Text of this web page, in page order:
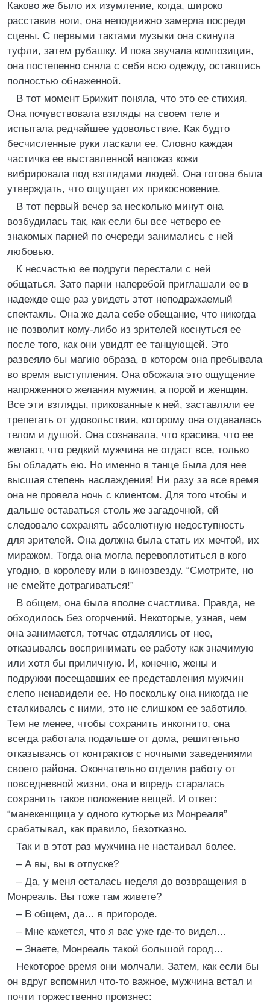
Каково же было их изумление, когда, широко
расставив ноги, она неподвижно замерла посреди
сцены. С первыми тактами музыки она скинула
туфли, затем рубашку. И пока звучала композиция,
она постепенно сняла с себя всю одежду, оставшись
полностью обнаженной.
В тот момент Брижит поняла, что это ее стихия.
Она почувствовала взгляды на своем теле и
испытала редчайшее удовольствие. Как будто
бесчисленные руки ласкали ее. Словно каждая
частичка ее выставленной напоказ кожи
вибрировала под взглядами людей. Она готова была
утверждать, что ощущает их прикосновение.
В тот первый вечер за несколько минут она
возбудилась так, как если бы все четверо ее
знакомых парней по очереди занимались с ней
любовью.
К несчастью ее подруги перестали с ней
общаться. Зато парни наперебой приглашали ее в
надежде еще раз увидеть этот неподражаемый
спектакль. Она же дала себе обещание, что никогда
не позволит кому-либо из зрителей коснуться ее
после того, как они увидят ее танцующей. Это
развеяло бы магию образа, в котором она пребывала
во время выступления. Она обожала это ощущение
напряженного желания мужчин, а порой и женщин.
Все эти взгляды, прикованные к ней, заставляли ее
трепетать от удовольствия, которому она отдавалась
телом и душой. Она сознавала, что красива, что ее
желают, что редкий мужчина не отдаст все, только
бы обладать ею. Но именно в танце была для нее
высшая степень наслаждения! Ни разу за все время
она не провела ночь с клиентом. Для того чтобы и
дальше оставаться столь же загадочной, ей
следовало сохранять абсолютную недоступность
для зрителей. Она должна была стать их мечтой, их
миражом. Тогда она могла перевоплотиться в кого
угодно, в королеву или в кинозвезду. “Смотрите, но
не смейте дотрагиваться!”
В общем, она была вполне счастлива. Правда, не
обходилось без огорчений. Некоторые, узнав, чем
она занимается, тотчас отдалялись от нее,
отказываясь воспринимать ее работу как значимую
или хотя бы приличную. И, конечно, жены и
подружки посещавших ее представления мужчин
слепо ненавидели ее. Но поскольку она никогда не
сталкиваясь с ними, это не слишком ее заботило.
Тем не менее, чтобы сохранить инкогнито, она
всегда работала подальше от дома, решительно
отказываясь от контрактов с ночными заведениями
своего района. Окончательно отделив работу от
повседневной жизни, она и впредь старалась
сохранить такое положение вещей. И ответ:
“манекенщица у одного кутюрье из Монреаля”
срабатывал, как правило, безотказно.
Так и в этот раз мужчина не настаивал более.
– А вы, вы в отпуске?
– Да, у меня осталась неделя до возвращения в
Монреаль. Вы тоже там живете?
– В общем, да… в пригороде.
– Мне кажется, что я вас уже где-то видел…
– Знаете, Монреаль такой большой город…
Некоторое время они молчали. Затем, как если бы
он вдруг вспомнил что-то важное, мужчина встал и
почти торжественно произнес: